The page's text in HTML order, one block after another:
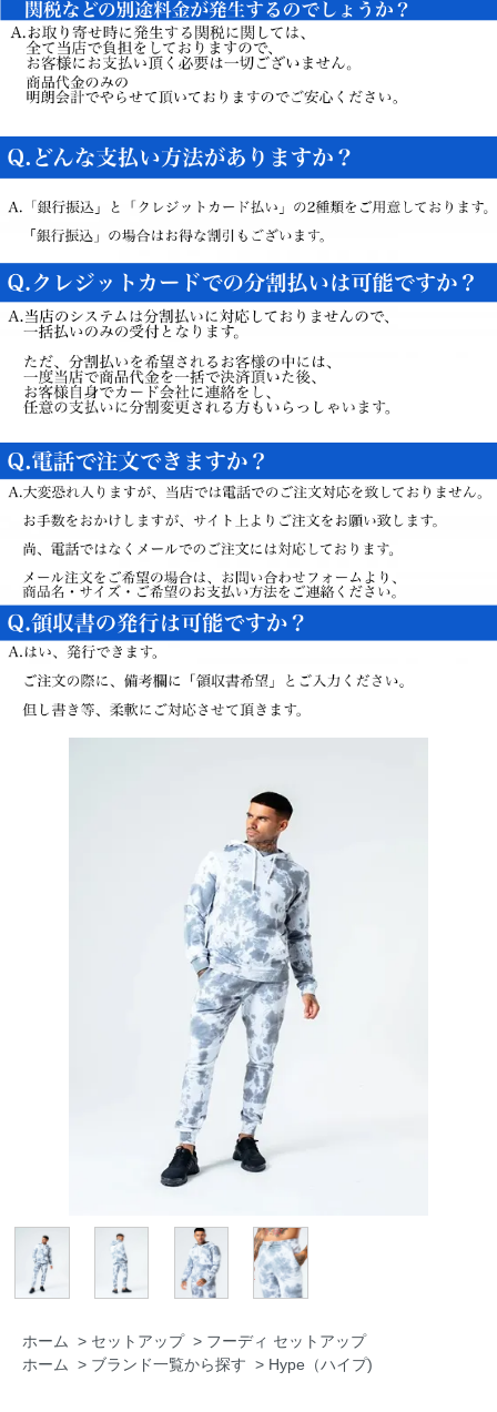
ホーム > セットアップ > フーディ セットアップ
ホーム > ブランド一覧から探す > Hype（ハイプ)